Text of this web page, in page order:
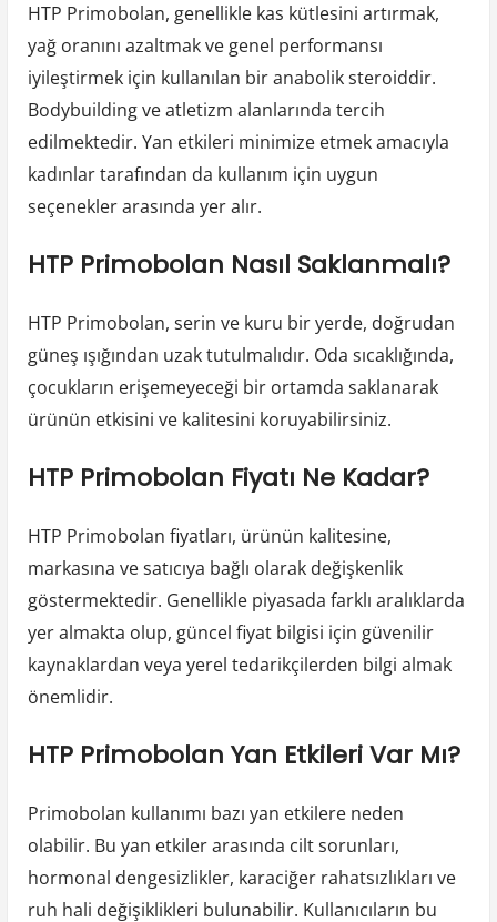
HTP Primobolan, genellikle kas kütlesini artırmak,
yağ oranını azaltmak ve genel performansı
iyileştirmek için kullanılan bir anabolik steroiddir.
Bodybuilding ve atletizm alanlarında tercih
edilmektedir. Yan etkileri minimize etmek amacıyla
kadınlar tarafından da kullanım için uygun
seçenekler arasında yer alır.
HTP Primobolan Nasıl Saklanmalı?
HTP Primobolan, serin ve kuru bir yerde, doğrudan
güneş ışığından uzak tutulmalıdır. Oda sıcaklığında,
çocukların erişemeyeceği bir ortamda saklanarak
ürünün etkisini ve kalitesini koruyabilirsiniz.
HTP Primobolan Fiyatı Ne Kadar?
HTP Primobolan fiyatları, ürünün kalitesine,
markasına ve satıcıya bağlı olarak değişkenlik
göstermektedir. Genellikle piyasada farklı aralıklarda
yer almakta olup, güncel fiyat bilgisi için güvenilir
kaynaklardan veya yerel tedarikçilerden bilgi almak
önemlidir.
HTP Primobolan Yan Etkileri Var Mı?
Primobolan kullanımı bazı yan etkilere neden
olabilir. Bu yan etkiler arasında cilt sorunları,
hormonal dengesizlikler, karaciğer rahatsızlıkları ve
ruh hali değişiklikleri bulunabilir. Kullanıcıların bu